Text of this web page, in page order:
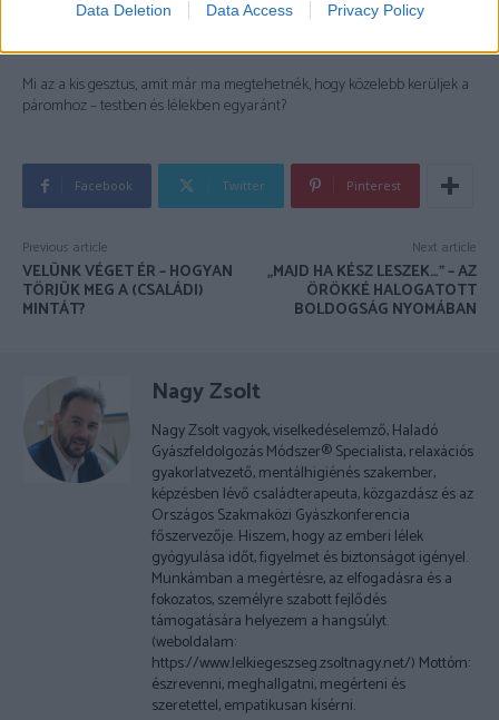
Data Deletion Data Access Privacy Policy
Hogyan tudnám jobban kifejezni a vágyaimat, szükségleteimet
Mi az a kis gesztus, amit már ma megtehetnék, hogy közelebb kerüljek a
páromhoz – testben és lélekben egyaránt?
Facebook Twitter Pinterest
Previous article
VELÜNK VÉGET ÉR – HOGYAN
TÖRJÜK MEG A (CSALÁDI)
MINTÁT?
Next article
„MAJD HA KÉSZ LESZEK…” – AZ
ÖRÖKKÉ HALOGATOTT
BOLDOGSÁG NYOMÁBAN
Nagy Zsolt
Nagy Zsolt vagyok, viselkedéselemző, Haladó
Gyászfeldolgozás Módszer® Specialista, relaxációs
gyakorlatvezető, mentálhigiénés szakember,
képzésben lévő családterapeuta, közgazdász és az
Országos Szakmaközi Gyászkonferencia
főszervezője. Hiszem, hogy az emberi lélek
gyógyulása időt, figyelmet és biztonságot igényel.
Munkámban a megértésre, az elfogadásra és a
fokozatos, személyre szabott fejlődés
támogatására helyezem a hangsúlyt.
(weboldalam:
https://www.lelkiegeszseg.zsoltnagy.net/) Mottóm:
észrevenni, meghallgatni, megérteni és
szeretettel, empatikusan kísérni.